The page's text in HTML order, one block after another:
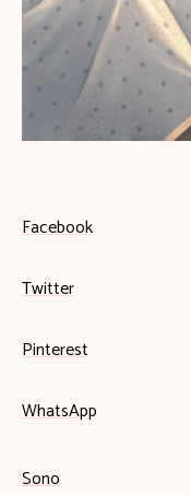
Facebook
Twitter
Pinterest
WhatsApp
Sono